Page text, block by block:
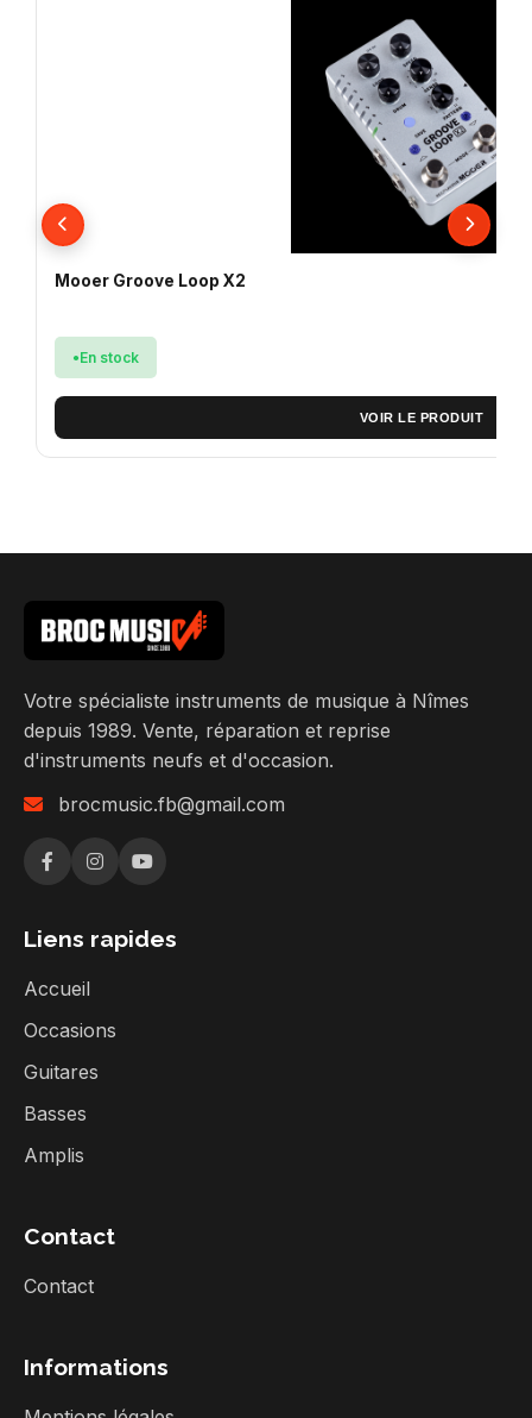
Mooer Groove Loop X2
En stock
VOIR LE PRODUIT
Votre spécialiste instruments de musique à Nîmes
depuis 1989. Vente, réparation et reprise
d'instruments neufs et d'occasion.
brocmusic.fb@gmail.com
Liens rapides
Accueil
Occasions
Guitares
Basses
Amplis
Contact
Contact
Informations